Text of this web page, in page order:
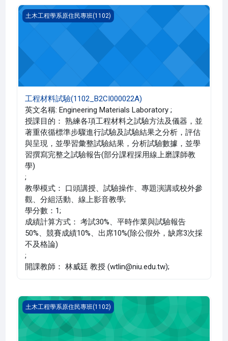
工程材料試驗(1102_B2CI000022A)
土木工程學系原住民專班(1102)
工程材料試驗(1102_B2CI000022A)
英文名稱: Engineering Materials Laboratory ;
授課目的： 熟練各項工程材料之試驗方法及儀器，並
著重依循標準步驟進行試驗及試驗結果之分析，評估
與呈現，並學習彙整試驗結果，分析試驗數據，並學
習撰寫完整之試驗報告(部分課程採用線上磨課師教
學)
;
教學模式： 口頭講授、試驗操作、專題演講或校外參
觀、分組活動、線上影音教學;
學分數：1;
成績計算方式： 考試30%、平時作業與試驗報告
50%、競賽成績10%、出席10%(除公假外，缺席3次採
不及格論)
;
開課教師： 林威廷 教授 (wtlin@niu.edu.tw);
土壤力學(1102_B2CI000007A)
土木工程學系原住民專班(1102)